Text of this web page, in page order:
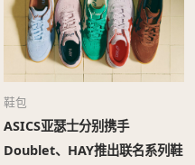
鞋包
ASICS亚瑟士分别携手
Doublet、HAY推出联名系列鞋